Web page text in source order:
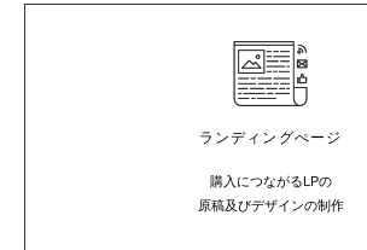
ランディングぺージ
購入につながるLPの
原稿及びデザインの制作